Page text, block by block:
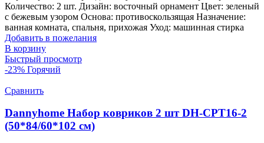
Количество: 2 шт. Дизайн: восточный орнамент Цвет: зеленый
с бежевым узором Основа: противоскользящая Назначение:
ванная комната, спальня, прихожая Уход: машинная стирка
Добавить в пожелания
В корзину
Быстрый просмотр
-23% Горячий
Сравнить
Dannyhome Набор ковриков 2 шт DH-CPT16-2
(50*84/60*102 см)